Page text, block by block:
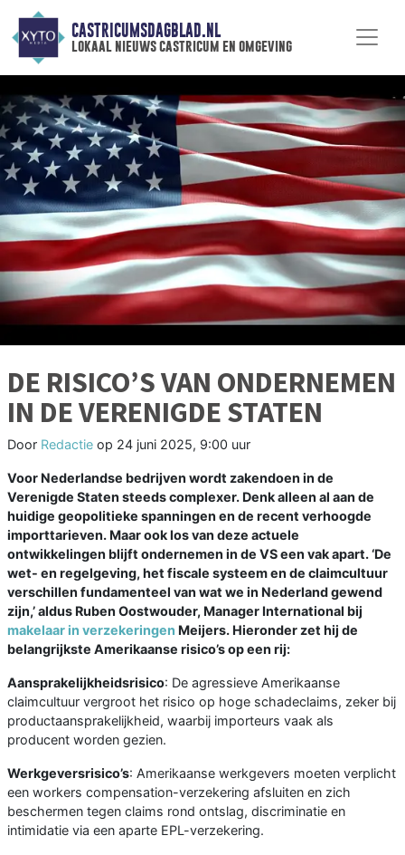
CASTRICUMSDAGBLAD.NL
lokaal nieuws castricum en omgeving
DE RISICO’S VAN ONDERNEMEN
IN DE VERENIGDE STATEN
Door Redactie op 24 juni 2025, 9:00 uur
Voor Nederlandse bedrijven wordt zakendoen in de
Verenigde Staten steeds complexer. Denk alleen al aan de
huidige geopolitieke spanningen en de recent verhoogde
importtarieven. Maar ook los van deze actuele
ontwikkelingen blijft ondernemen in de VS een vak apart. ‘De
wet- en regelgeving, het fiscale systeem en de claimcultuur
verschillen fundamenteel van wat we in Nederland gewend
zijn,’ aldus Ruben Oostwouder, Manager International bij
makelaar in verzekeringen Meijers. Hieronder zet hij de
belangrijkste Amerikaanse risico’s op een rij:
Aansprakelijkheidsrisico: De agressieve Amerikaanse
claimcultuur vergroot het risico op hoge schadeclaims, zeker bij
productaansprakelijkheid, waarbij importeurs vaak als
producent worden gezien.
Werkgeversrisico’s: Amerikaanse werkgevers moeten verplicht
een workers compensation-verzekering afsluiten en zich
beschermen tegen claims rond ontslag, discriminatie en
intimidatie via een aparte EPL-verzekering.